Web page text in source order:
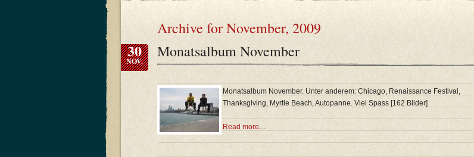
Archive for November, 2009
30
NOV.
Monatsalbum November
Monatsalbum November. Unter anderem: Chicago, Renaissance Festival,
Thanksgiving, Myrtle Beach, Autopanne. Viel Spass [162 Bilder]
Read more…